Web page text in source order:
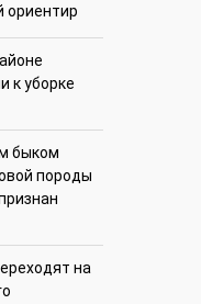
ориентир
к уборке
быком
породы
на